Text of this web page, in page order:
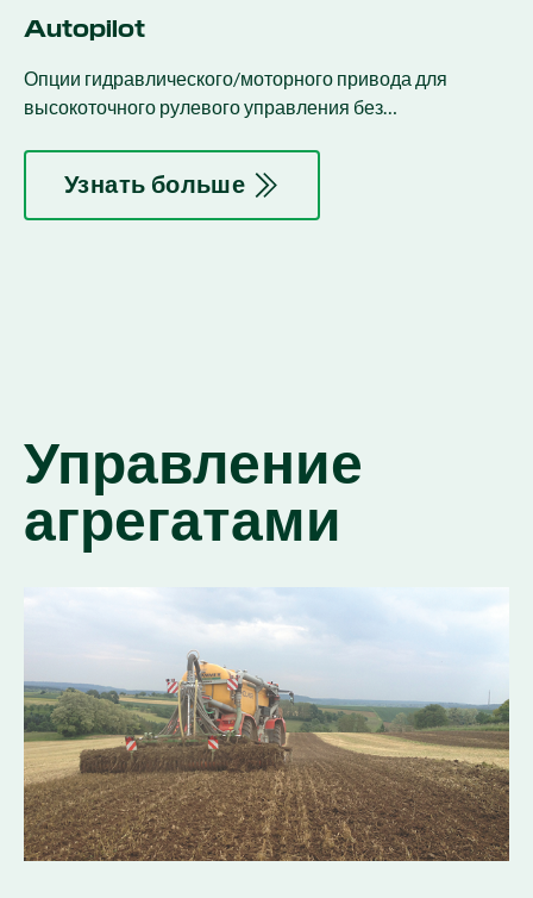
Autopilot
Опции гидравлического/моторного привода для
высокоточного рулевого управления без
Узнать больше
Управление
агрегатами